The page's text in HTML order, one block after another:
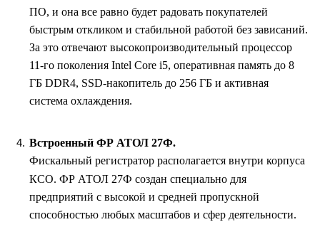
ПО, и она все равно будет радовать покупателей
быстрым откликом и стабильной работой без зависаний.
За это отвечают высокопроизводительный процессор
11-го поколения Intel Core i5, оперативная память до 8
ГБ DDR4, SSD-накопитель до 256 ГБ и активная
система охлаждения.
Встроенный ФР АТОЛ 27Ф.
Фискальный регистратор располагается внутри корпуса
КСО. ФР АТОЛ 27Ф создан специально для
предприятий с высокой и средней пропускной
способностью любых масштабов и сфер деятельности.